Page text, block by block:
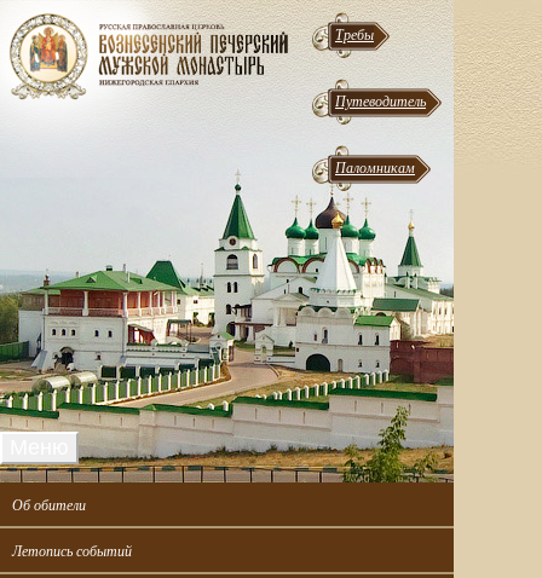
Требы
Путеводитель
Паломникам
Об обители
Летопись событий